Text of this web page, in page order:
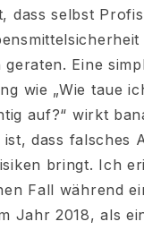
dass selbst
Eine
wie „Wie taue
auf?“ wirkt
ist, dass falsches
bringt. Ich
Fall während
Jahr 2018, als